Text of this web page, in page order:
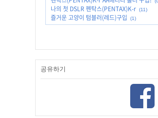
나의 첫 DSLR 펜탁스(PENTAX)K-r (11)
즐거운 고양이 텀블러(레드)구입 (1)
공유하기